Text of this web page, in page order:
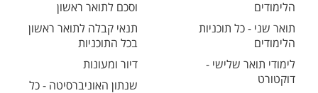
הלימודים
תואר שני - כל תוכניות
הלימודים
לימודי תואר שלישי -
דוקטורט
וסכם לתואר ראשון
תנאי קבלה לתואר ראשון
בכל התוכניות
דיור ומעונות
שנתון האוניברסיטה - כל